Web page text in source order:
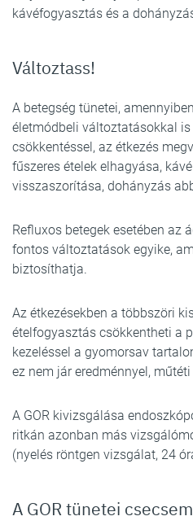
kávéfogyasztás és a
Változtass!
A betegség tünetei,
életmódbeli változtatásokkal
csökkentéssel, az étkezés
fűszeres ételek elhagyása,
visszaszorítása, dohányzás
Refluxos betegek esetében az
fontos változtatások egyike,
biztosíthatja.
Az étkezésekben a többszöri
ételfogyasztás csökkentheti a
kezeléssel a gyomorsav
ez nem jár eredménnyel,
A GOR kivizsgálása
ritkán azonban más
(nyelés röntgen vizsgálat, 24
A GOR tünetei